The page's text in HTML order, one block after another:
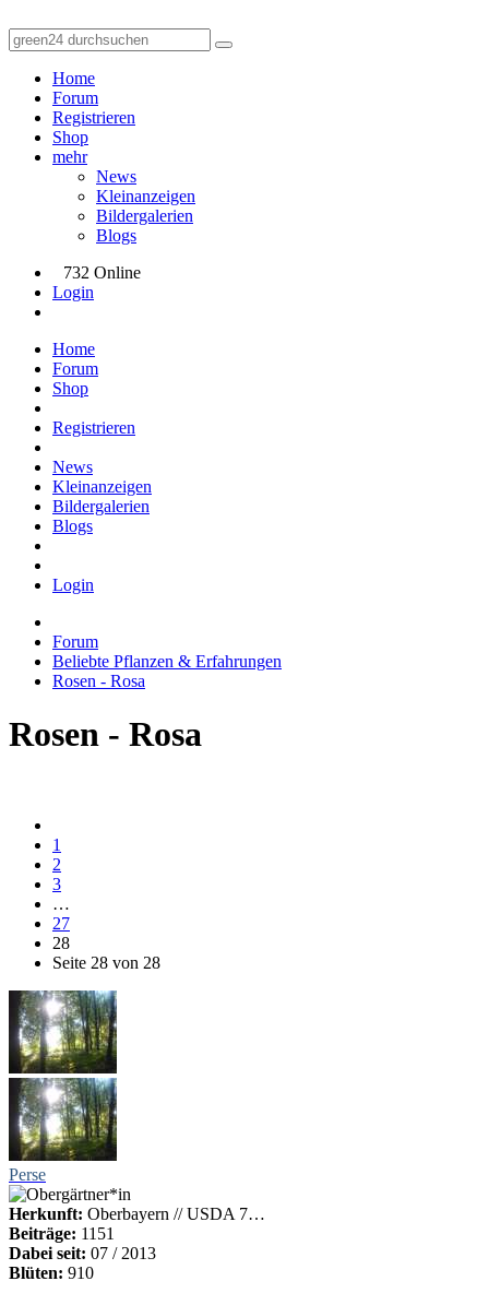
Home
Forum
Registrieren
Shop
mehr
News
Kleinanzeigen
Bildergalerien
Blogs
732 Online
Login
Home
Forum
Shop
Registrieren
News
Kleinanzeigen
Bildergalerien
Blogs
Login
Forum
Beliebte Pflanzen & Erfahrungen
Rosen - Rosa
Rosen - Rosa
1
2
3
…
27
28
Seite 28 von 28
Perse
Herkunft: Oberbayern // USDA 7…
Beiträge: 1151
Dabei seit: 07 / 2013
Blüten: 910